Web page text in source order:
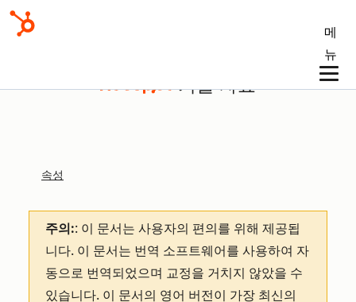
메
뉴
기술 자료
속성
주의:: 이 문서는 사용자의 편의를 위해 제공됩
니다. 이 문서는 번역 소프트웨어를 사용하여 자
동으로 번역되었으며 교정을 거치지 않았을 수
있습니다. 이 문서의 영어 버전이 가장 최신의